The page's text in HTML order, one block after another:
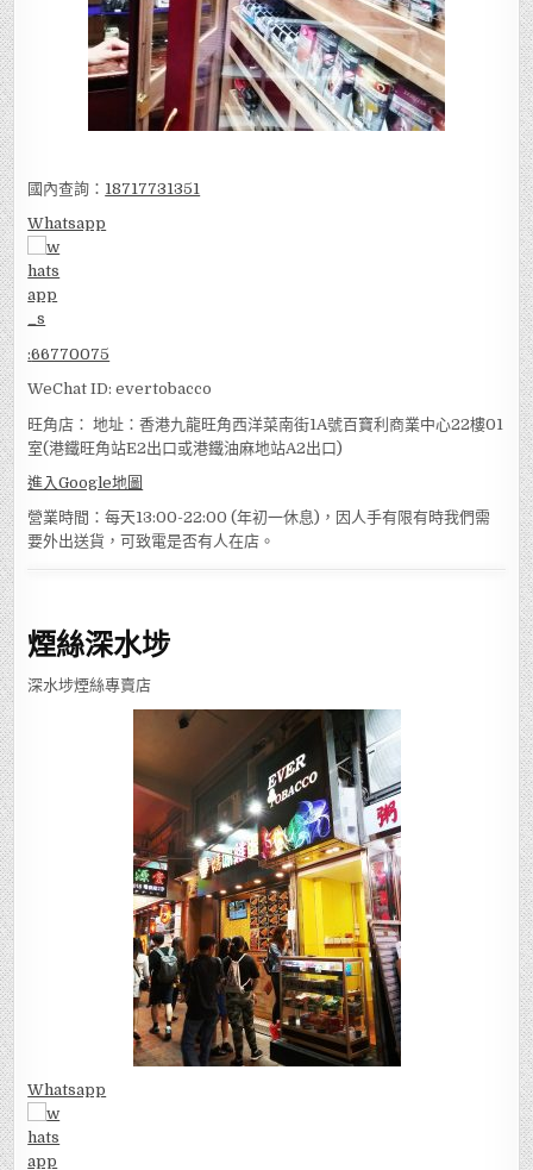
國內查詢： 18717731351
Whatsapp
:66770075
WeChat ID: evertobacco
旺角店： 地址：香港九龍旺角西洋菜南街1A號百寶利商業中心22樓01
室(港鐵旺角站E2出口或港鐵油麻地站A2出口)
進入Google地圖
營業時間：每天13:00-22:00 (年初一休息)，因人手有限有時我們需
要外出送貨，可致電是否有人在店。
煙絲深水埗
深水埗煙絲專賣店
Whatsapp